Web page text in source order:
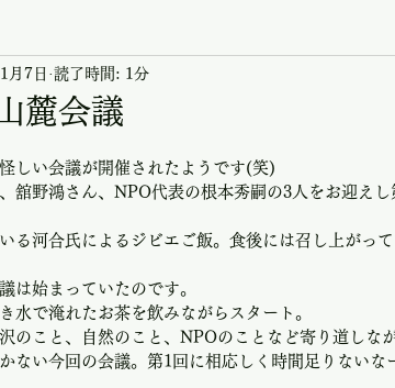
ハウス 共同作業
麓会議
月7日 読了時間: 1分
しい会議が開催されたようです(笑)
舘野鴻さん、NPO代表の根本秀嗣の3人をお迎え
る河合氏によるジビエご飯。食後には召し上がっ
は始まっていたのです。
水で淹れたお茶を飲みながらスタート。
のこと、自然のこと、NPOのことなど寄り道しな
ない今回の会議。第1回に相応しく時間足りないな